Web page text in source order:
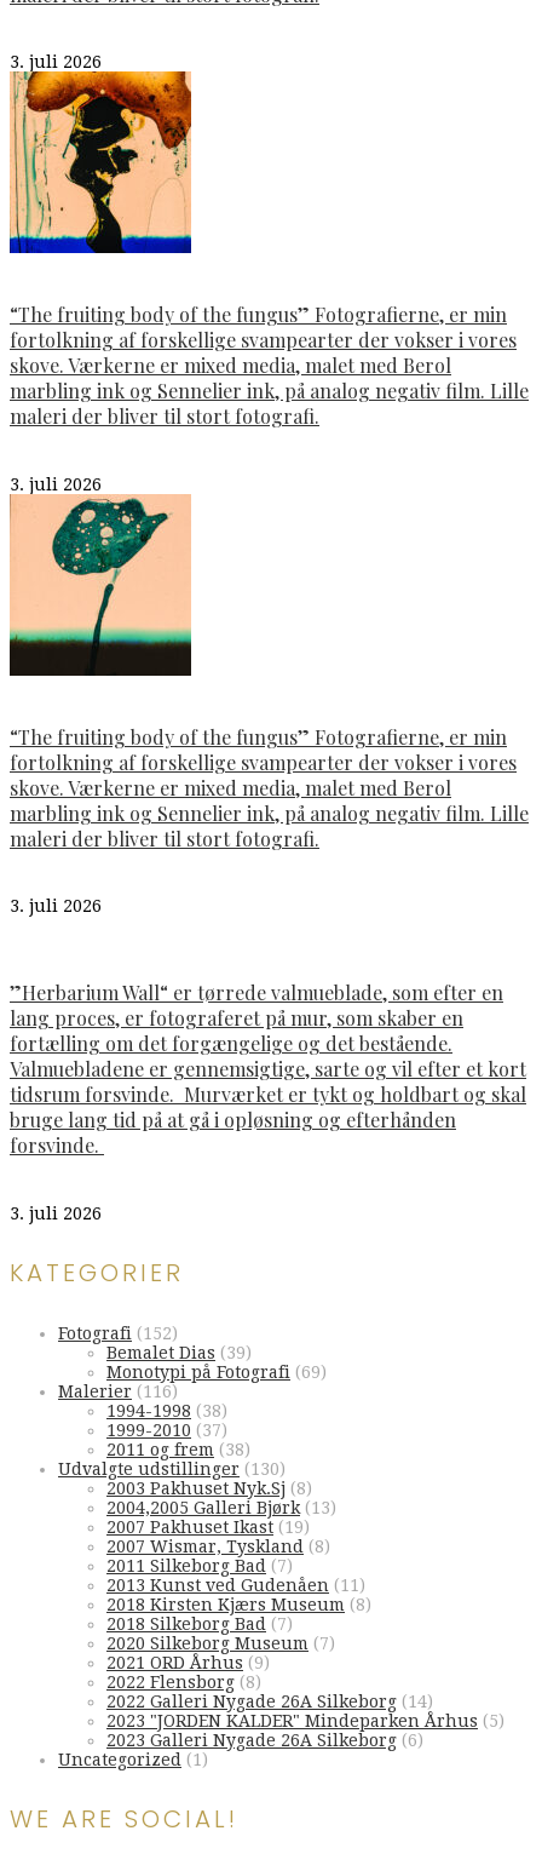
3. juli 2026
“The fruiting body of the fungus” Fotografierne, er min
fortolkning af forskellige svampearter der vokser i vores
skove. Værkerne er mixed media, malet med Berol
marbling ink og Sennelier ink, på analog negativ film. Lille
maleri der bliver til stort fotografi.
3. juli 2026
“The fruiting body of the fungus” Fotografierne, er min
fortolkning af forskellige svampearter der vokser i vores
skove. Værkerne er mixed media, malet med Berol
marbling ink og Sennelier ink, på analog negativ film. Lille
maleri der bliver til stort fotografi.
3. juli 2026
”Herbarium Wall“ er tørrede valmueblade, som efter en
lang proces, er fotograferet på mur, som skaber en
fortælling om det forgængelige og det bestående.
Valmuebladene er gennemsigtige, sarte og vil efter et kort
tidsrum forsvinde. Murværket er tykt og holdbart og skal
bruge lang tid på at gå i opløsning og efterhånden
forsvinde.
3. juli 2026
KATEGORIER
Fotografi (152)
Bemalet Dias (39)
Monotypi på Fotografi (69)
Malerier (116)
1994-1998 (38)
1999-2010 (37)
2011 og frem (38)
Udvalgte udstillinger (130)
2003 Pakhuset Nyk.Sj (8)
2004,2005 Galleri Bjørk (13)
2007 Pakhuset Ikast (19)
2007 Wismar, Tyskland (8)
2011 Silkeborg Bad (7)
2013 Kunst ved Gudenåen (11)
2018 Kirsten Kjærs Museum (8)
2018 Silkeborg Bad (7)
2020 Silkeborg Museum (7)
2021 ORD Århus (9)
2022 Flensborg (8)
2022 Galleri Nygade 26A Silkeborg (14)
2023 "JORDEN KALDER" Mindeparken Århus (5)
2023 Galleri Nygade 26A Silkeborg (6)
Uncategorized (1)
WE ARE SOCIAL!